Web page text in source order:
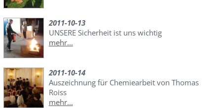
2011-10-13
UNSERE Sicherheit ist uns wichtig
mehr...
2011-10-14
Auszeichnung für Chemiearbeit von Thomas
Roiss
mehr...